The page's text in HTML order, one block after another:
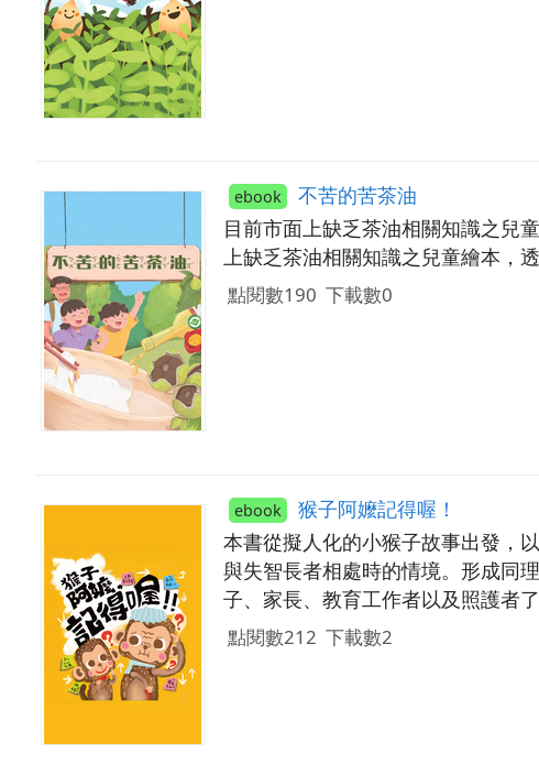
ebook 不苦的苦茶油
目前市面上缺乏茶油相關知識之兒
上缺乏茶油相關知識之兒童繪本，
點閱數190 下載數0
ebook 猴子阿嬤記得喔！
本書從擬人化的小猴子故事出發，
與失智長者相處時的情境。形成同
子、家長、教育工作者以及照護者
點閱數212 下載數2